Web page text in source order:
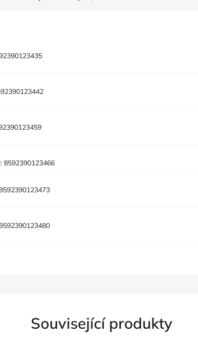
8592390123466
Související produkty